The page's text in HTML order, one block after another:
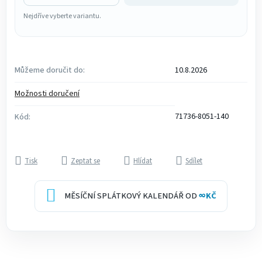
Nejdříve vyberte variantu.
Můžeme doručit do:
10.8.2026
Možnosti doručení
Kód:
71736-8051-140
Tisk Zeptat se Hlídat Sdílet
MĚSÍČNÍ SPLÁTKOVÝ KALENDÁŘ OD∞KČ